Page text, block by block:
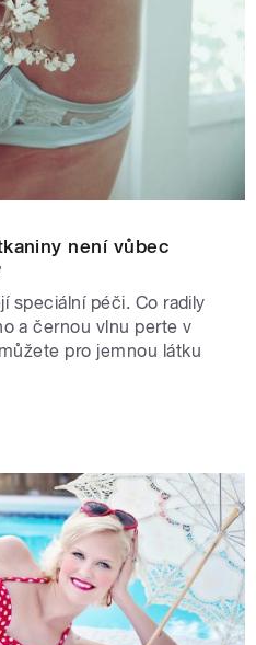
není vůbec
speciální péči. Co radily
a černou vlnu perte v
pro jemnou látku